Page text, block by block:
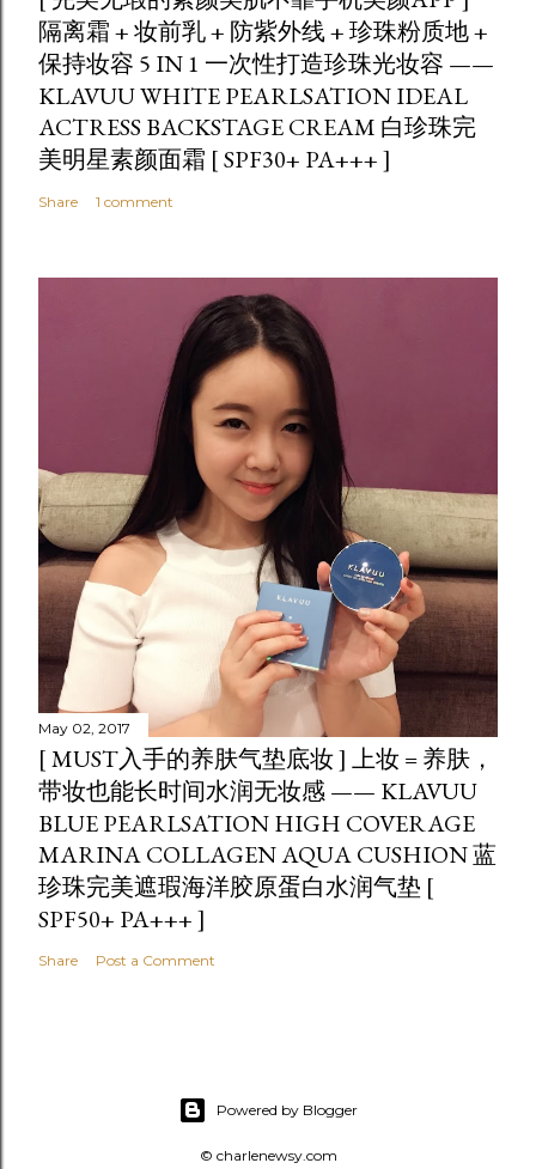
隔离霜 + 妆前乳 + 防紫外线 + 珍珠粉质地 +
保持妆容 5 IN 1 一次性打造珍珠光妆容 ——
KLAVUU WHITE PEARLSATION IDEAL
ACTRESS BACKSTAGE CREAM 白珍珠完
美明星素颜面霜 [ SPF30+ PA+++ ]
Share 1 comment
May 02, 2017
[ MUST入手的养肤气垫底妆 ] 上妆 = 养肤，
带妆也能长时间水润无妆感 —— KLAVUU
BLUE PEARLSATION HIGH COVERAGE
MARINA COLLAGEN AQUA CUSHION 蓝
珍珠完美遮瑕海洋胶原蛋白水润气垫 [
SPF50+ PA+++ ]
Share Post a Comment
Powered by Blogger
© charlenewsy.com